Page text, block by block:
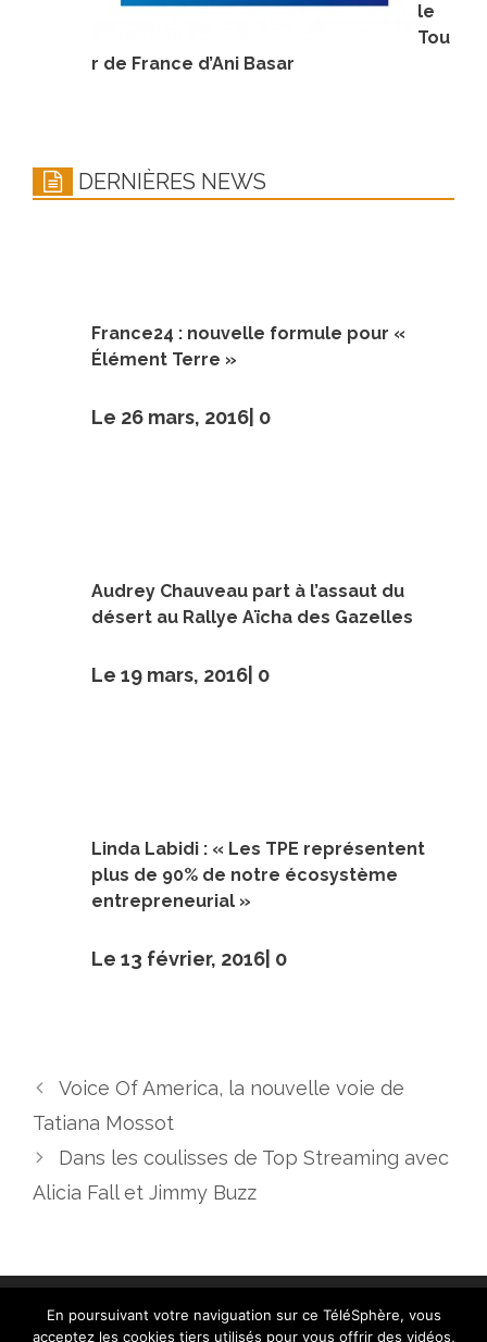
le
Tou
r de France d’Ani Basar
DERNIÈRES NEWS
France24 : nouvelle formule pour «
Élément Terre »
Le 26 mars, 2016| 0
Audrey Chauveau part à l’assaut du
désert au Rallye Aïcha des Gazelles
Le 19 mars, 2016| 0
Linda Labidi : « Les TPE représentent
plus de 90% de notre écosystème
entrepreneurial »
Le 13 février, 2016| 0
Voice Of America, la nouvelle voie de
Tatiana Mossot
Dans les coulisses de Top Streaming avec
Alicia Fall et Jimmy Buzz
En poursuivant votre naviguation sur ce TéléSphère, vous
acceptez les cookies tiers utilisés pour vous offrir des vidéos,